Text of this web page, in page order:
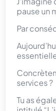
pause un
Par
services ?
Tu as